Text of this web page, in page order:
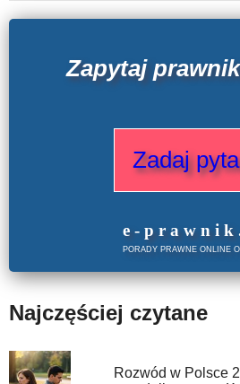
Zapytaj
Zadaj
e -prawnik
PORADY PRAWNE ONLINE
Najczęściej czytane
Rozwód w Polsce